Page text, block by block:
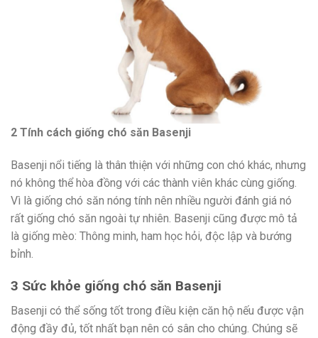
2 Tính cách giống chó săn Basenji
Basenji nổi tiếng là thân thiện với những con chó khác, nhưng
nó không thể hòa đồng với các thành viên khác cùng giống.
Vì là giống chó săn nóng tính nên nhiều người đánh giá nó
rất giống chó săn ngoài tự nhiên. Basenji cũng được mô tả
là giống mèo: Thông minh, ham học hỏi, độc lập và bướng
bỉnh.
3 Sức khỏe giống chó săn Basenji
Basenji có thể sống tốt trong điều kiện căn hộ nếu được vận
động đầy đủ, tốt nhất bạn nên có sân cho chúng. Chúng sẽ